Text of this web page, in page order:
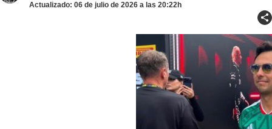
Actualizado: 06 de julio de 2026 a las 20:22h